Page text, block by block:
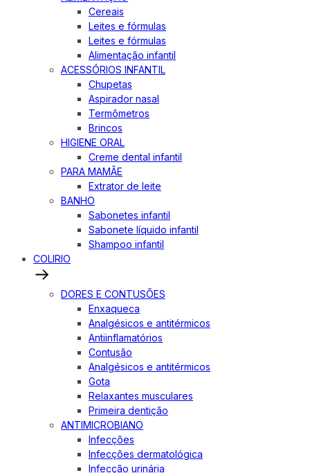
Cereais
Leites e fórmulas
Leites e fórmulas
Alimentação infantil
ACESSÓRIOS INFANTIL
Chupetas
Aspirador nasal
Termômetros
Brincos
HIGIENE ORAL
Creme dental infantil
PARA MAMÃE
Extrator de leite
BANHO
Sabonetes infantil
Sabonete líquido infantil
Shampoo infantil
COLIRIO
DORES E CONTUSÕES
Enxaqueca
Analgésicos e antitérmicos
Antiinflamatórios
Contusão
Analgésicos e antitérmicos
Gota
Relaxantes musculares
Primeira dentição
ANTIMICROBIANO
Infecções
Infecções dermatológica
Infecção urinária